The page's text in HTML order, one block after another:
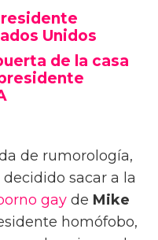
Unidos
de la casa
de rumorología,
sacar a la
gay de Mike
homófobo,